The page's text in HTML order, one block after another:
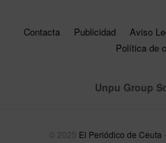
Contacta Publicidad Aviso
Política de
Unpu Group
© 2025 El Periódico de Ceuta